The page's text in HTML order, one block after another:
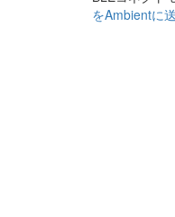
をAmbientに